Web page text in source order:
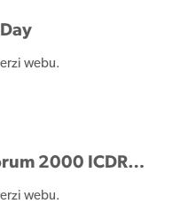
webu.
2000 ICDR…
webu.